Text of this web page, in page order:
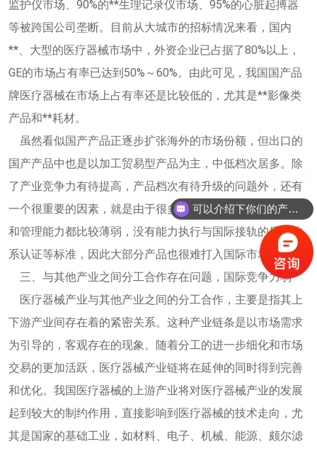
监护仪市场、90%的**生理记录仪市场、95%的心脏起搏器
等被跨国公司垄断。目前从大城市的招标情况来看，国内
**、大型的医疗器械市场中，外资企业已占据了80%以上，
GE的市场占有率已达到50%～60%。由此可见，我国国产品
牌医疗器械在市场上占有率还是比较低的，尤其是**影像类
产品和**耗材。
虽然看似国产产品正逐步扩张海外的市场份额，但出口的
国产产品中也是以加工贸易型产品为主，中低档次居多。除
了产业竞争力有待提高，产品档次有待升级的问题外，还有
一个很重要的因素，就是由于很多企业规模小、抗风险能力
和管理能力都比较薄弱，没有能力执行与国际接轨的质量体
系认证等标准，因此大部分产品也很难打入国际市场。
三、与其他产业之间分工合作存在问题，国际竞争力弱
医疗器械产业与其他产业之间的分工合作，主要是指其上
下游产业间存在着的紧密关系。这种产业链条是以市场需求
为引导的，客观存在的现象。随着分工的进一步细化和市场
交易的更加活跃，医疗器械产业链将在延伸的同时得到完善
和优化。我国医疗器械的上游产业将对医疗器械产业的发展
起到较大的制约作用，直接影响到医疗器械的技术走向，尤
其是国家的基础工业，如材料、电子、机械、能源、 颇尔滤
可以介绍下你们的产品么？